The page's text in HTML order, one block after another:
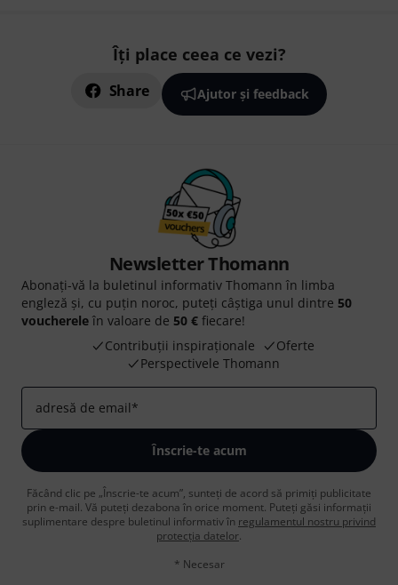
Îți place ceea ce vezi?
Share Ajutor și feedback
Newsletter Thomann
Abonați-vă la buletinul informativ Thomann în limba
engleză și, cu puțin noroc, puteți câștiga unul dintre 50
voucherele în valoare de 50 € fiecare!
Contribuții inspiraționale
Oferte
Perspectivele Thomann
adresă de email*
Înscrie-te acum
Făcând clic pe „Înscrie-te acum”, sunteți de acord să primiți publicitate
prin e-mail. Vă puteți dezabona în orice moment. Puteți găsi informații
suplimentare despre buletinul informativ în regulamentul nostru privind
protecția datelor.
* Necesar